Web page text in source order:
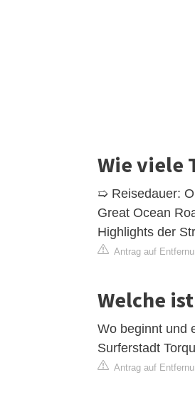
Wie viele
➯ Reisedauer:
Great Ocean
Highlights der
Antrag auf
Welche
Wo beginnt und
Surferstadt
Antrag auf